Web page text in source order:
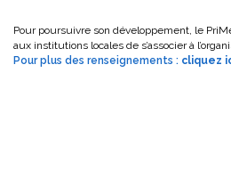
Pour poursuivre son développement, le
aux institutions locales de s’associer à
Pour plus des renseignements : cliquez